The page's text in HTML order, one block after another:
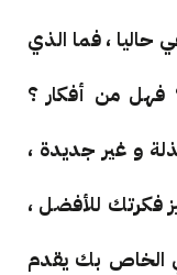
اجتماعي حاليا ، فما الذي
فهل من أفكار ؟
و غير جديدة ،
فكرتك للأفضل ،
الخاص بك يقدم